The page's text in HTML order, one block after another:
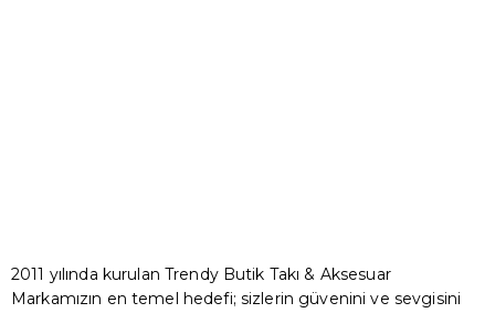
2011 yılında kurulan Trendy Butik Takı & Aksesuar
Markamızın en temel hedefi; sizlerin güvenini ve sevgisini